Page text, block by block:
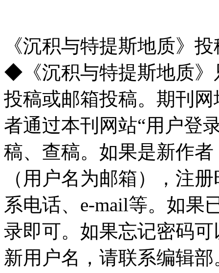
《沉积与特提斯地质》
◆《沉积与特提斯地质》
投稿或邮箱投稿。期刊网
者通过本刊网站“用户登
稿、查稿。如果是新作
（用户名为邮箱），注
系电话、e-mail等。如果
录即可。如果忘记密码
新用户名，请联系编辑部